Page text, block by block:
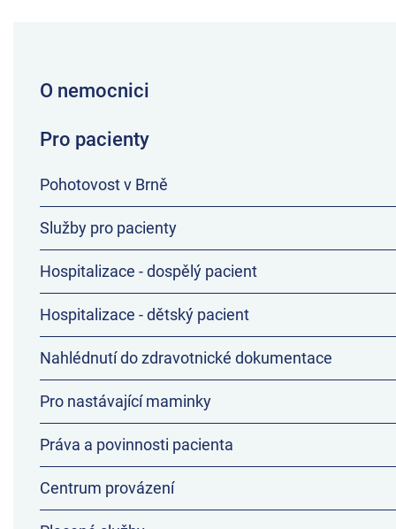
O nemocnici
Pro pacienty
Pohotovost v Brně
Služby pro pacienty
Hospitalizace - dospělý pacient
Hospitalizace - dětský pacient
Nahlédnutí do zdravotnické dokumentace
Pro nastávající maminky
Práva a povinnosti pacienta
Centrum provázení